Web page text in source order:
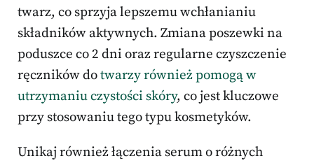
twarz, co sprzyja lepszemu wchłanianiu
składników aktywnych. Zmiana poszewki na
poduszce co 2 dni oraz regularne czyszczenie
ręczników dotwarzy również pomogą w
utrzymaniu czystości skóry, co jest kluczowe
przy stosowaniu tego typu kosmetyków.
Unikaj również łączenia serum o różnych